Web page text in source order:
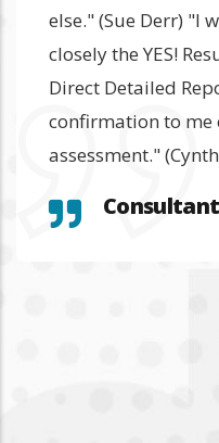
else." (Sue Derr) "I
closely the YES!
Direct Detailed
confirmation to me
assessment."